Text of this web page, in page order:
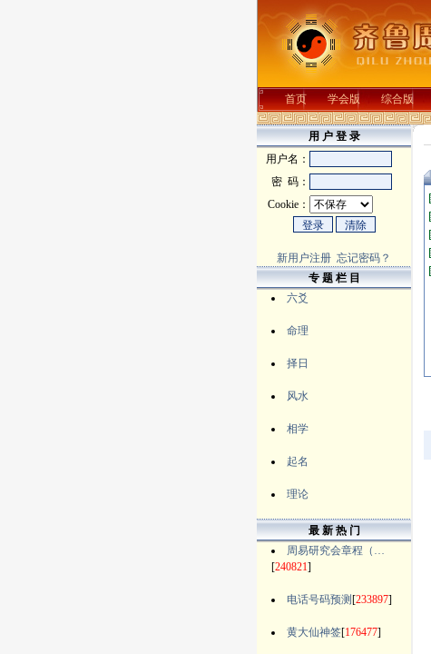
首页 学会版 综合版
用 户 登 录
用户名：
密 码：
Cookie：
新用户注册 忘记密码？
专 题 栏 目
六爻
命理
择日
风水
相学
起名
理论
最 新 热 门
周易研究会章程（…
[240821]
电话号码预测 [233897]
黄大仙神签[176477]